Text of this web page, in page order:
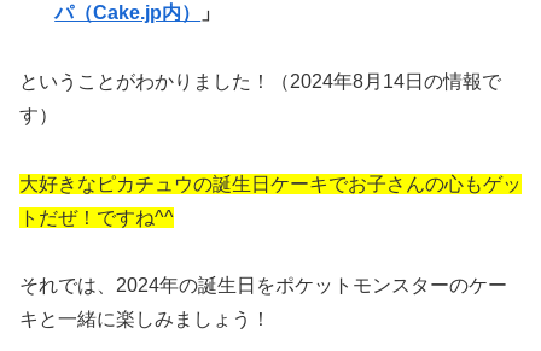
パ（Cake.jp内）
」
ということがわかりました！（2024年8月14日の情報で
す）
大好きなピカチュウの誕生日ケーキでお子さんの心もゲッ
トだぜ！ですね^^
それでは、2024年の誕生日をポケットモンスターのケー
キと一緒に楽しみましょう！